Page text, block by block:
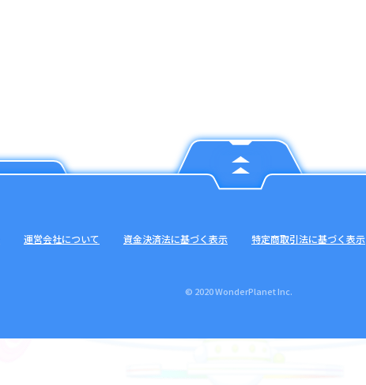
運営会社について 資金決済法に基づく表示 特定商取引法に基づく表示
© 2020 WonderPlanet Inc.